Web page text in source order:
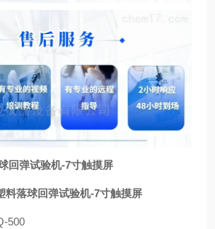
回弹试验机-7寸触摸屏
料落球回弹试验机-7寸触摸屏
500